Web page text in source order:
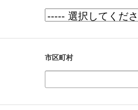
市区町村